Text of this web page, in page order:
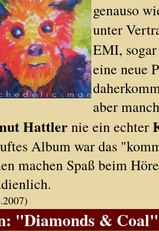
genauso
unter
EMI,
eine neue
aber
Hattlernie ein echter
Album war das
machen Spaß beim
"Diamonds &